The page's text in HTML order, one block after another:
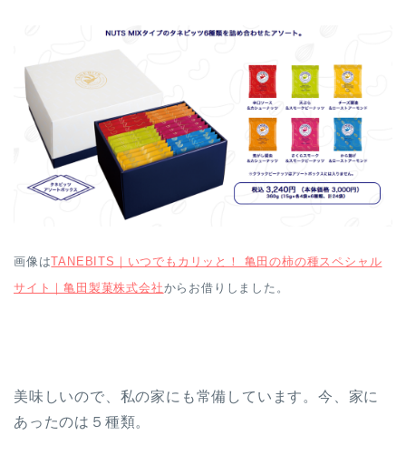
画像はTANEBITS｜いつでもカリッと！ 亀田の柿の種スペシャル
サイト｜亀田製菓株式会社からお借りしました。
美味しいので、私の家にも常備しています。今、家に
あったのは５種類。